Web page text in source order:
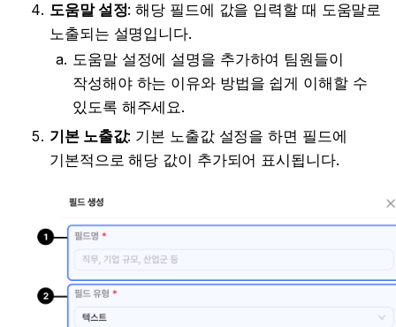
도움말 설정: 해당 필드에 값을 입력할 때 도움말로
노출되는 설명입니다.
도움말 설정에 설명을 추가하여 팀원들이
작성해야 하는 이유와 방법을 쉽게 이해할 수
있도록 해주세요.
기본 노출값: 기본 노출값 설정을 하면 필드에
기본적으로 해당 값이 추가되어 표시됩니다.